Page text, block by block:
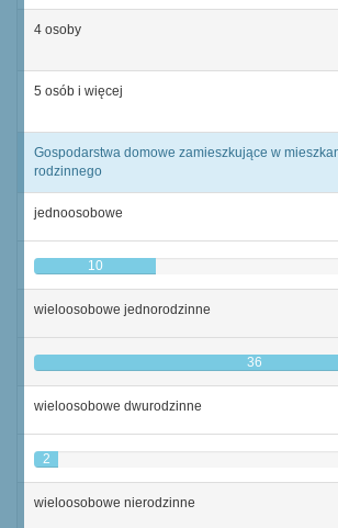
4 osoby
5 osób i więcej
Gospodarstwa domowe zamieszkujące w
rodzinnego
jednoosobowe
10
wieloosobowe jednorodzinne
36
wieloosobowe dwurodzinne
2
wieloosobowe nierodzinne